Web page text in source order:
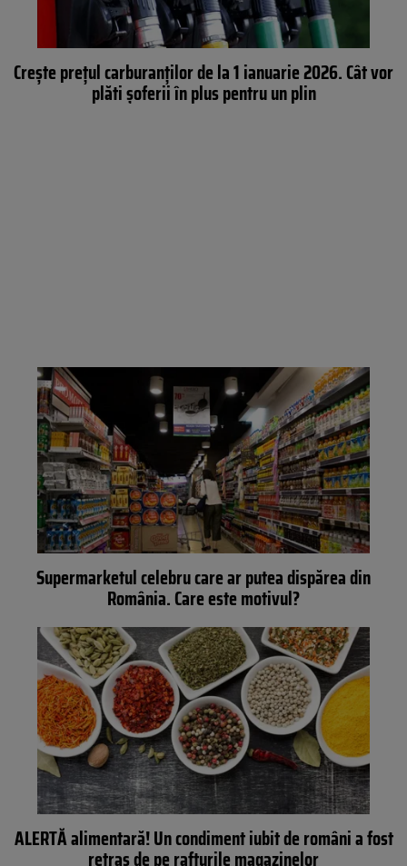
Crește prețul carburanților de la 1 ianuarie 2026. Cât vor
plăti șoferii în plus pentru un plin
Supermarketul celebru care ar putea dispărea din
România. Care este motivul?
ALERTĂ alimentară! Un condiment iubit de români a fost
retras de pe rafturile magazinelor